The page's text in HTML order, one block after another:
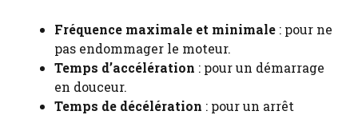
Fréquence maximale et minimale : pour ne
pas endommager le moteur.
Temps d’accélération : pour un démarrage
en douceur.
Temps de décélération : pour un arrêt